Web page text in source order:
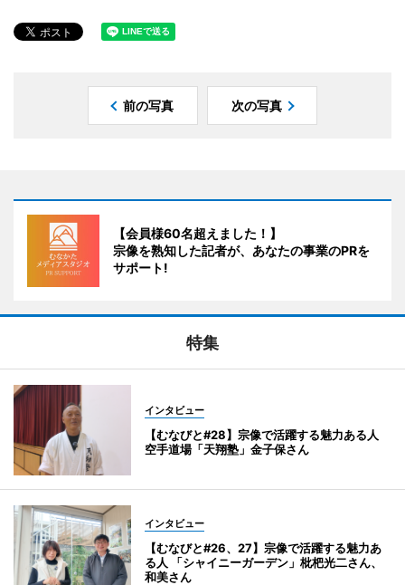
前の写真 次の写真
【会員様60名超えました！】
宗像を熟知した記者が、あなたの事業のPRを
サポート!
特集
インタビュー
【むなびと#28】宗像で活躍する魅力ある人
空手道場「天翔塾」金子保さん
インタビュー
【むなびと#26、27】宗像で活躍する魅力あ
る人 「シャイニーガーデン」枇杷光二さん、
和美さん